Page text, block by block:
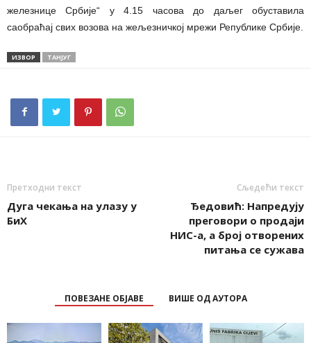
железнице Србије“ у 4.15 часова до даљег обуставила
саобраћај свих возова на жељезничкој мрежи Републике Србије.
ИЗВОР ТАНЈУГ
Претходни текст
Дуга чекања на улазу у
БиХ
Сљедећи текст
Ђедовић: Напредују
преговори о продаји
НИС-а, а број отворених
питања се сужава
ПОВЕЗАНЕ ОБЈАВЕ ВИШЕ ОД АУТОРА